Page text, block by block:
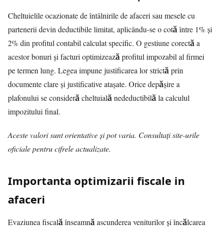
Cheltuielile ocazionate de întâlnirile de afaceri sau mesele cu
partenerii devin deductibile limitat, aplicându-se o cotă între 1% și
2% din profitul contabil calculat specific. O gestiune corectă a
acestor bonuri și facturi optimizează profitul impozabil al firmei
pe termen lung. Legea impune justificarea lor strictă prin
documente clare și justificative atașate. Orice depășire a
plafonului se consideră cheltuială nedeductibilă la calculul
impozitului final.
Aceste valori sunt orientative și pot varia. Consultați site-urile
oficiale pentru cifrele actualizate.
Importanta optimizarii fiscale in
afaceri
Evaziunea fiscală înseamnă ascunderea veniturilor și încălcarea